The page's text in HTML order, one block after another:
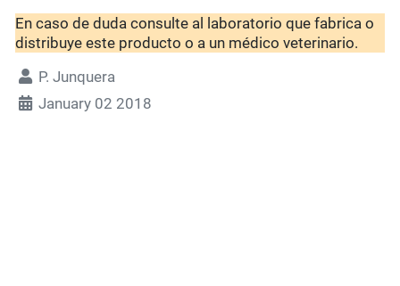
En caso de duda consulte al laboratorio que fabrica o
distribuye este producto o a un médico veterinario.
P. Junquera
January 02 2018